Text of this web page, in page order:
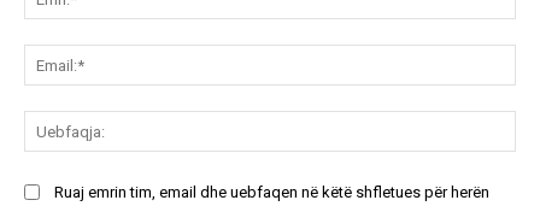
Ruaj emrin tim, email dhe uebfaqen në këtë shfletues për herën